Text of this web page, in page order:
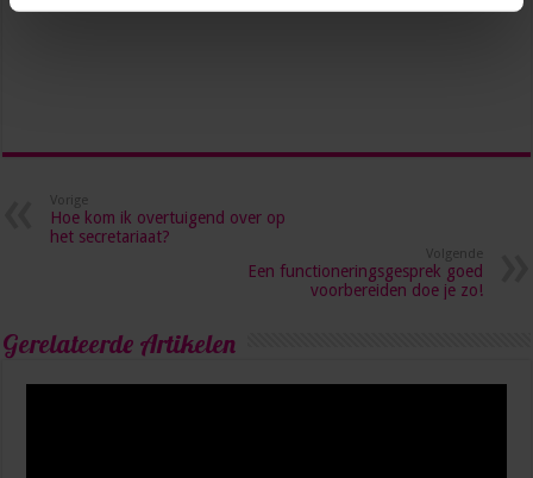
Vorige
Hoe kom ik overtuigend over op
het secretariaat?
Volgende
Een functioneringsgesprek goed
voorbereiden doe je zo!
Gerelateerde Artikelen